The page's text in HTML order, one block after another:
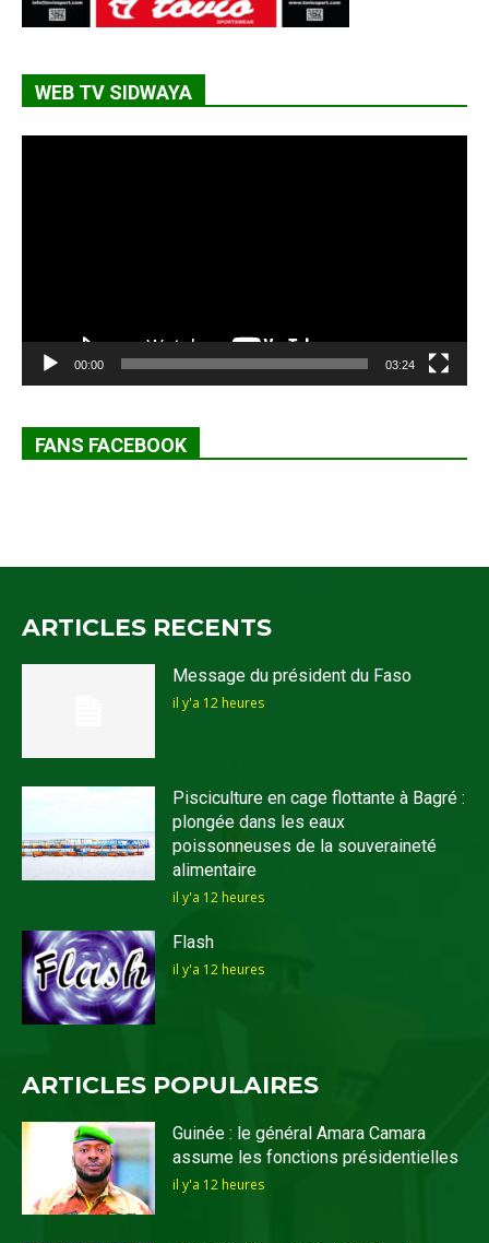
WEB TV SIDWAYA
00:00 03:24
FANS FACEBOOK
ARTICLES RECENTS
Message du président du Faso
il y'a 12 heures
Pisciculture en cage flottante à Bagré :
plongée dans les eaux
poissonneuses de la souveraineté
alimentaire
il y'a 12 heures
Flash
il y'a 12 heures
ARTICLES POPULAIRES
Guinée : le général Amara Camara
assume les fonctions présidentielles
il y'a 12 heures